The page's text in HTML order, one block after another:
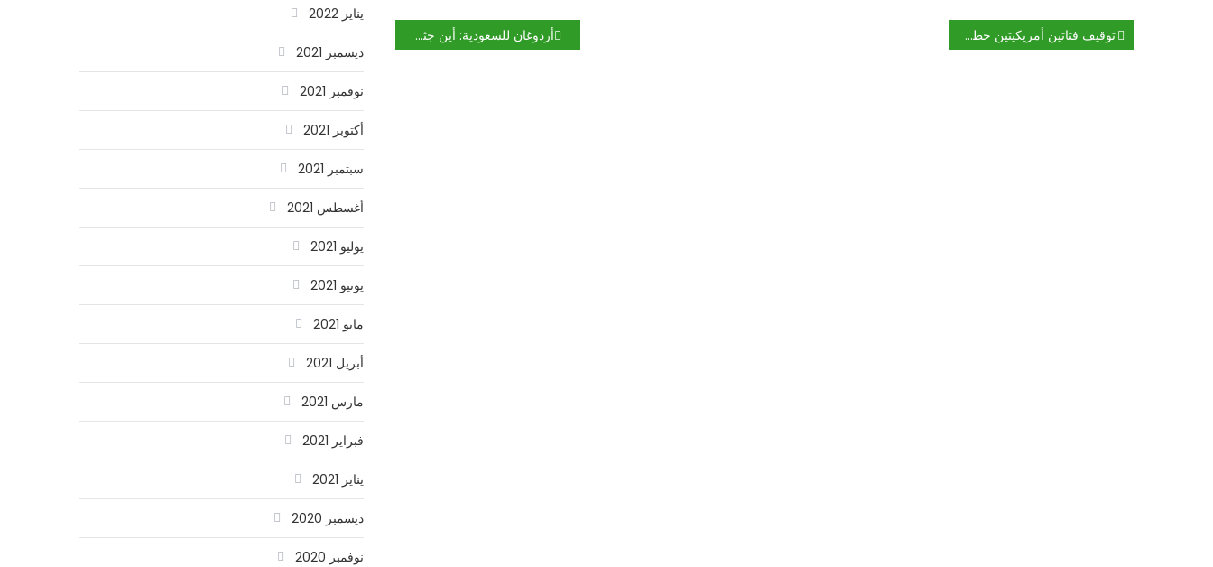
تصفّح
أردوغان للسعودية: أين جثة خاشقجي؟ توقيف فتاتين أمريكيتين خططتا لمجزرة تدخلهما جهنم
يناير 2022
ديسمبر 2021
نوفمبر 2021
أكتوبر 2021
سبتمبر 2021
أغسطس 2021
يوليو 2021
يونيو 2021
مايو 2021
أبريل 2021
مارس 2021
فبراير 2021
يناير 2021
ديسمبر 2020
نوفمبر 2020